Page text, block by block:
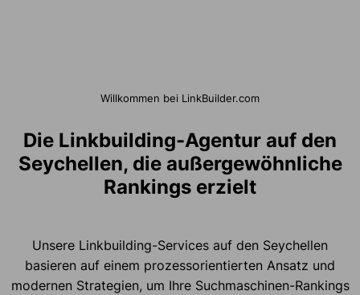
Willkommen bei LinkBuilder.com
Die Linkbuilding-Agentur auf den
Seychellen, die außergewöhnliche
Rankings erzielt
Unsere Linkbuilding-Services auf den Seychellen
basieren auf einem prozessorientierten Ansatz und
modernen Strategien, um Ihre Suchmaschinen-Rankings